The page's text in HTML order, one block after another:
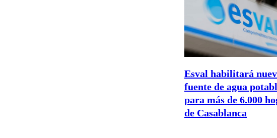
Esval habilitará
fuente de agua
para más de 6.000
de Casablanca